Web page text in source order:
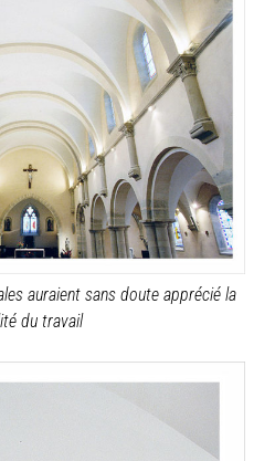
auraient sans doute apprécié la
du travail